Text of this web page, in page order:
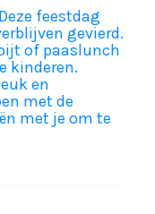
feestdag
gevierd.
of paaslunch
kinderen.
en
met de
met je om te